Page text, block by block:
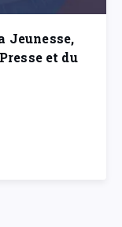
Jeunesse,
et du